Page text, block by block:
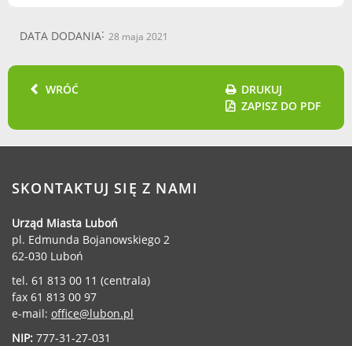
Zakład Ubezpieczeń Społecznych
Poznańska Lokalna Organizacja
Turystyczna
Urząd statystyczny w Poznaniu
Instytut Rozwoju Wsi i Rolnictwa
Polskiej Akademii Nauk
Wielkopolski Park Narodowy
Przemysłu Rolno-Spożywczego w
Szreniawie
PTTK
Urząd Skarbowy
Państwowe Gospodarstwo Wodne
Wody Polskie
DATA DODANIA 28 maja 2021
WRÓĆ
DRUKUJ
ZAPISZ DO PDF
SKONTAKTUJ SIĘ Z NAMI
Urząd Miasta Luboń
pl. Edmunda Bojanowskiego 2
62-030 Luboń
tel. 61 813 00 11 (centrala)
fax 61 813 00 97
e-mail: office@lubon.pl
NIP: 777-31-27-031